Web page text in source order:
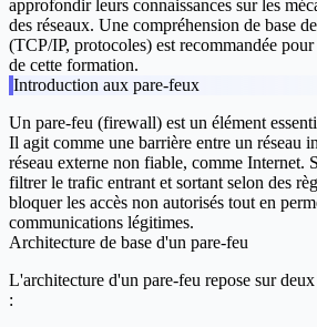
approfondir leurs connaissances sur les
des réseaux. Une compréhension de base
(TCP/IP, protocoles) est recommandée
de cette formation.
Introduction aux pare-feux
Un pare-feu (firewall) est un élément
Il agit comme une barrière entre un réseau
réseau externe non fiable, comme Internet.
filtrer le trafic entrant et sortant selon des
bloquer les accès non autorisés tout en
communications légitimes.
Architecture de base d'un pare-feu
L'architecture d'un pare-feu repose sur
: